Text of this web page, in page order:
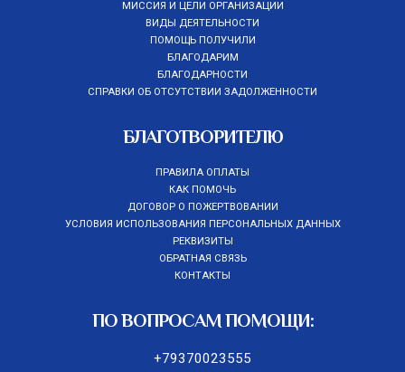
МИССИЯ И ЦЕЛИ ОРГАНИЗАЦИИ
ВИДЫ ДЕЯТЕЛЬНОСТИ
ПОМОЩЬ ПОЛУЧИЛИ
БЛАГОДАРИМ
БЛАГОДАРНОСТИ
СПРАВКИ ОБ ОТСУТСТВИИ ЗАДОЛЖЕННОСТИ
БЛАГОТВОРИТЕЛЮ
ПРАВИЛА ОПЛАТЫ
КАК ПОМОЧЬ
ДОГОВОР О ПОЖЕРТВОВАНИИ
УСЛОВИЯ ИСПОЛЬЗОВАНИЯ ПЕРСОНАЛЬНЫХ ДАННЫХ
РЕКВИЗИТЫ
ОБРАТНАЯ СВЯЗЬ
КОНТАКТЫ
ПО ВОПРОСАМ ПОМОЩИ:
+79370023555